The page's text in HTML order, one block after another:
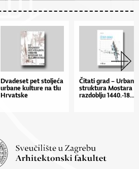
Dva­de­set pet sto­lje­ća
ur­ba­ne kul­tu­re na tlu
Hr­vat­ske
Či­ta­ti grad – Ur­ba­na
str­uk­tu­ra Mos­ta­ra u
raz­do­bl­ju 1440.-18...